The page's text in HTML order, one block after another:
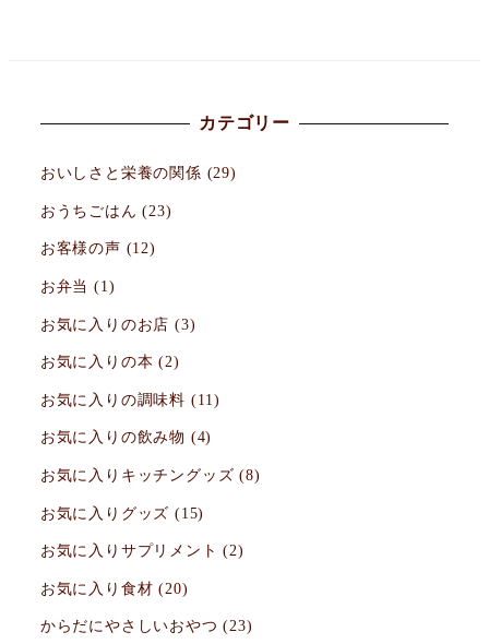
カテゴリー
おいしさと栄養の関係 (29)
おうちごはん (23)
お客様の声 (12)
お弁当 (1)
お気に入りのお店 (3)
お気に入りの本 (2)
お気に入りの調味料 (11)
お気に入りの飲み物 (4)
お気に入りキッチングッズ (8)
お気に入りグッズ (15)
お気に入りサプリメント (2)
お気に入り食材 (20)
からだにやさしいおやつ (23)